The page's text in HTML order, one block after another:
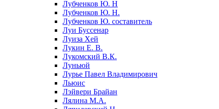
Лубченков Ю. Н
Лубченков Ю. Н.
Лубченков Ю. составитель
Луи Буссенар
Луиза Хей
Лукин Е. В.
Лукомский В.К.
Луньюй
Лурье Павел Владимирович
Льюис
Лэйвери Брайан
Лялина М.А.